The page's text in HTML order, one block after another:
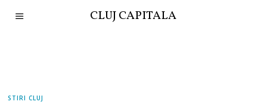
CLUJ CAPITALA
STIRI CLUJ